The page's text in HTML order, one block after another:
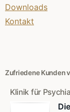
Downloads
Kontakt
Zufriedene Kunden
Klinik für